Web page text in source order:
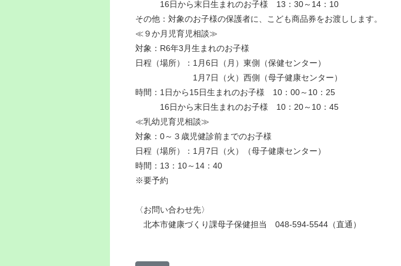
16日から末日生まれのお子様 13：30～14：10
その他：対象のお子様の保護者に、こども商品券をお渡しします。
≪９か月児育児相談≫
対象：R6年3月生まれのお子様
日程（場所）：1月6日（月）東側（保健センター）
1月7日（火）西側（母子健康センター）
時間：1日から15日生まれのお子様 10：00～10：25
16日から末日生まれのお子様 10：20～10：45
≪乳幼児育児相談≫
対象：0～３歳児健診前までのお子様
日程（場所）：1月7日（火）（母子健康センター）
時間：13：10～14：40
※要予約
〈お問い合わせ先〉
北本市健康づくり課母子保健担当 048-594-5544（直通）